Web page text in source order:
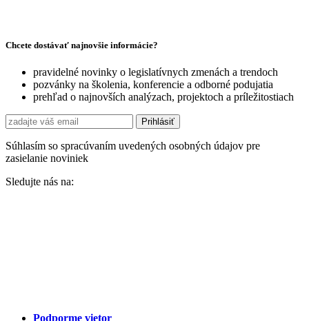
Chcete dostávať najnovšie informácie?
pravidelné novinky o legislatívnych zmenách a trendoch
pozvánky na školenia, konferencie a odborné podujatia
prehľad o najnovších analýzach, projektoch a príležitostiach
Súhlasím so spracúvaním uvedených osobných údajov pre
zasielanie noviniek
Sledujte nás na:
Podporme vietor